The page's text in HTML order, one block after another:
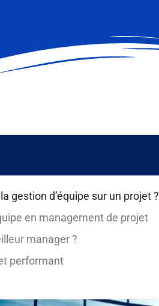
gestion d’équipe sur un projet ?
en management de projet
manager ?
performant